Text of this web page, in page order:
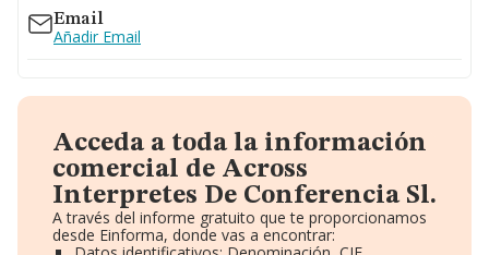
Email
Añadir Email
Acceda a toda la información
comercial de Across
Interpretes De Conferencia Sl.
A través del informe gratuito que te proporcionamos
desde Einforma, donde vas a encontrar: